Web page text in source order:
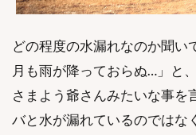
どの程度の水漏れなのか聞い
月も雨が降っておらぬ…」と
さまよう爺さんみたいな事を
バと水が漏れているのではな